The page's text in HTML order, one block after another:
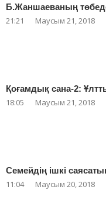
Б.Жаншаеваның
21:21 Маусым 21, 2018
Қоғамдық сана-2:
18:05 Маусым 21, 2018
Семейдің ішкі
11:04 Маусым 20, 2018